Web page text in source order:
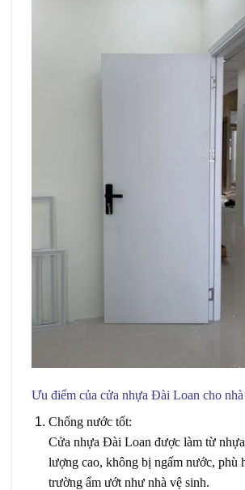
Ưu điểm của cửa nhựa Đài Loan cho
Chống nước tốt:
Cửa nhựa Đài Loan được làm từ
lượng cao, không bị ngấm nước, phù
trường ẩm ướt như nhà vệ sinh.